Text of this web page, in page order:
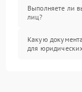
Выполняете ли
лиц?
Какую
для